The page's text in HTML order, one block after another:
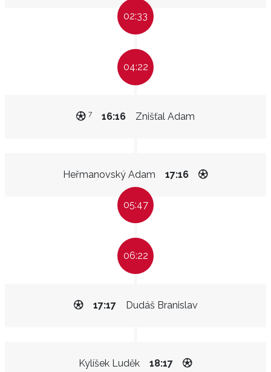
02:33
04:22
Znišťal Adam
16:16
7
Heřmanovský Adam 17:16
05:47
06:22
Dudáš Branislav
17:17
Kylíšek Luděk 18:17